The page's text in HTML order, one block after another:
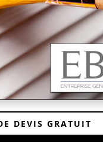
DEVIS GRATUIT